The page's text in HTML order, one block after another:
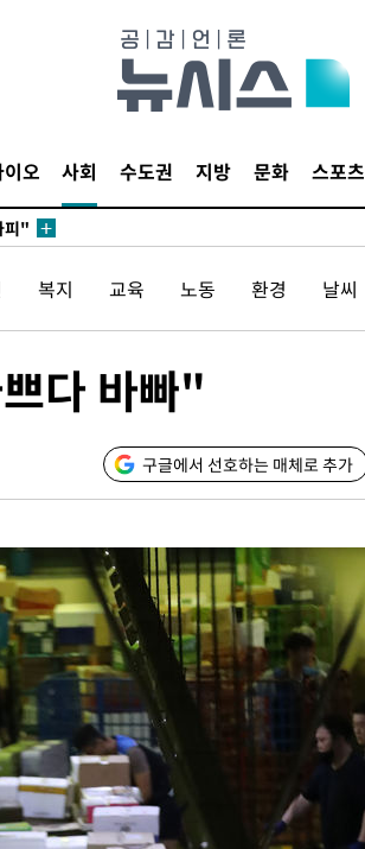
오 사회 수도권 지방 문화 스포츠
"
피"
다
" 취
인
까
피"
수
복지 교육 노동 환경 날씨
다 바빠"
구글에서 선호하는 매체로 추가